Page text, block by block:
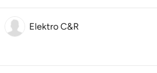
Elektro C&R